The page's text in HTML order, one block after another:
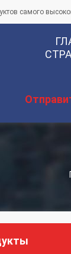
самого